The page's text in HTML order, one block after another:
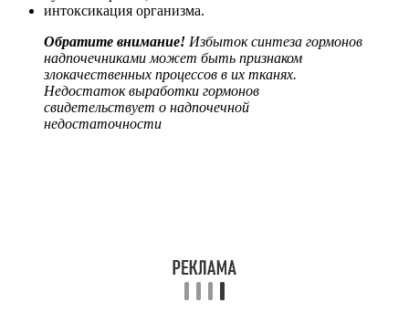
интоксикация организма.
Обратите внимание! Избыток синтеза гормонов
надпочечниками может быть признаком
злокачественных процессов в их тканях.
Недостаток выработки гормонов
свидетельствует о надпочечной
недостаточности